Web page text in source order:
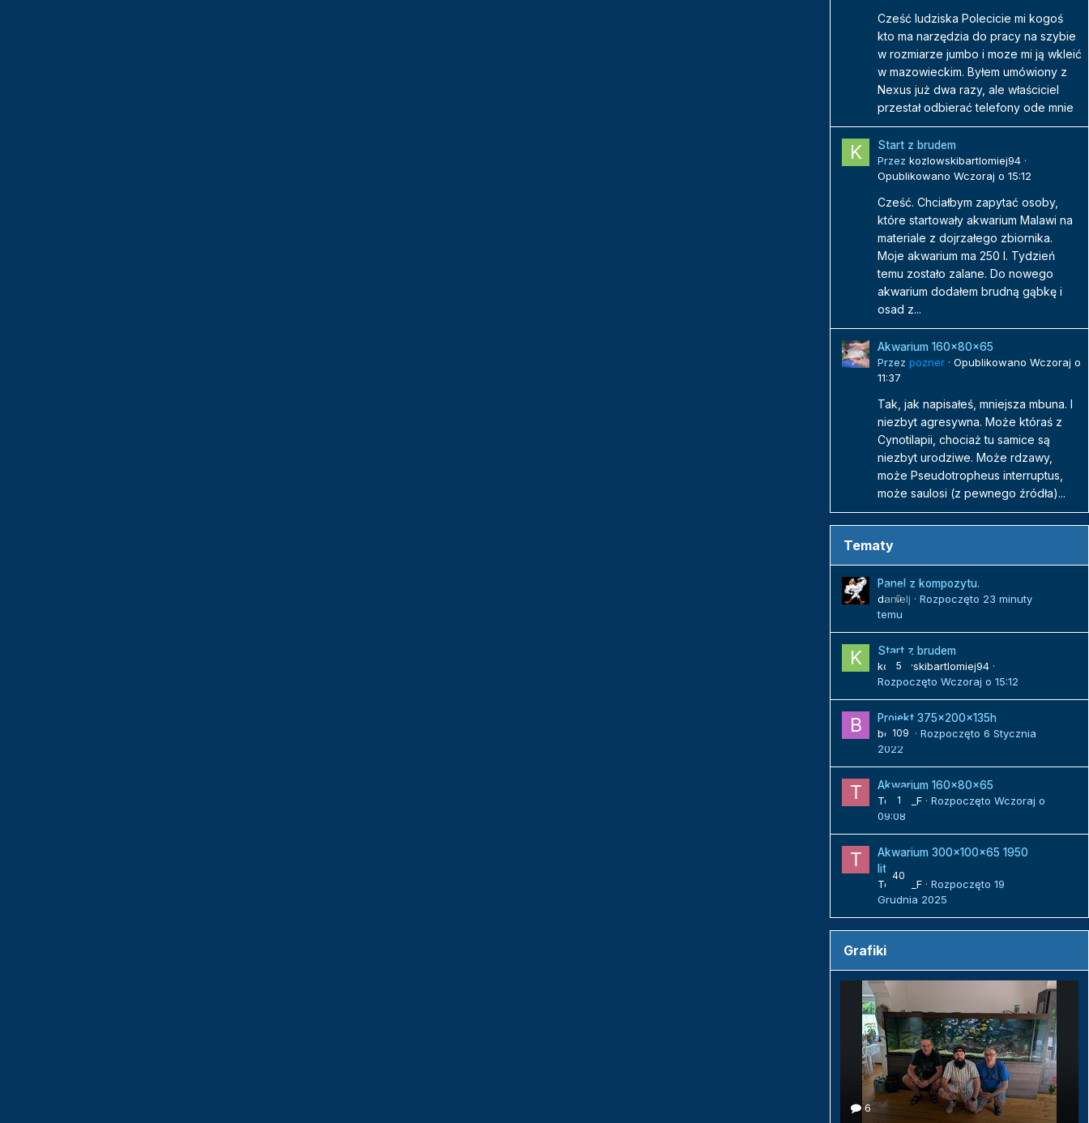
Cześć ludziska Polecicie mi kogoś
kto ma narzędzia do pracy na szybie
w rozmiarze jumbo i moze mi ją wkleić
w mazowieckim. Byłem umówiony z
Nexus już dwa razy, ale właściciel
przestał odbierać telefony ode mnie
Start z brudem
Przez kozlowskibartlomiej94 ·
Opublikowano Wczoraj o 15:12
Cześć. Chciałbym zapytać osoby,
które startowały akwarium Malawi na
materiale z dojrzałego zbiornika.
Moje akwarium ma 250 l. Tydzień
temu zostało zalane. Do nowego
akwarium dodałem brudną gąbkę i
osad z...
Akwarium 160x80x65
Przez pozner · Opublikowano Wczoraj o
11:37
Tak, jak napisałeś, mniejsza mbuna. I
niezbyt agresywna. Może któraś z
Cynotilapii, chociaż tu samice są
niezbyt urodziwe. Może rdzawy,
może Pseudotropheus interruptus,
może saulosi (z pewnego źródła)...
Tematy
0
Panel z kompozytu.
danielj · Rozpoczęto 23 minuty
temu
5
Start z brudem
kozlowskibartlomiej94 ·
Rozpoczęto Wczoraj o 15:12
109
Projekt 375x200x135h
bojack · Rozpoczęto 6 Stycznia
2022
1
Akwarium 160x80x65
Tomek_F · Rozpoczęto Wczoraj o
09:08
40
Akwarium 300x100x65 1950
litrów
Tomek_F · Rozpoczęto 19
Grudnia 2025
Grafiki
6